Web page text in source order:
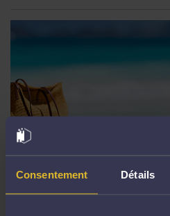
Consentement Détails
TRABAJADORES, EMPRESAS : GUÍA
DESCONECTARSE (DROIT À LA
ParFrédéric CHHUMle 10/04/2017